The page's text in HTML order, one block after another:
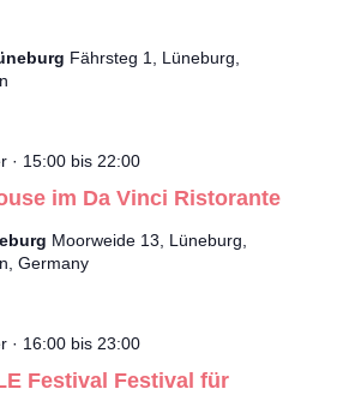
Fährsteg 1, Lüneburg,
im Da Vinci Ristorante
· 15:00bis 22:00
Moorweide 13, Lüneburg,
Germany
Festival Festival für
· 16:00bis 23:00